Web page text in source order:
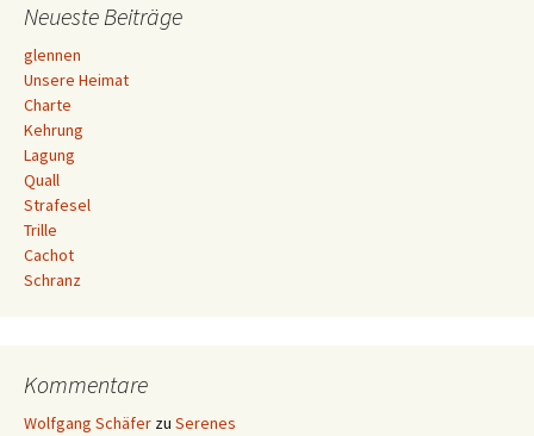
Neueste Beiträge
glennen
Unsere Heimat
Charte
Kehrung
Lagung
Quall
Strafesel
Trille
Cachot
Schranz
Kommentare
Wolfgang Schäfer zu Serenes